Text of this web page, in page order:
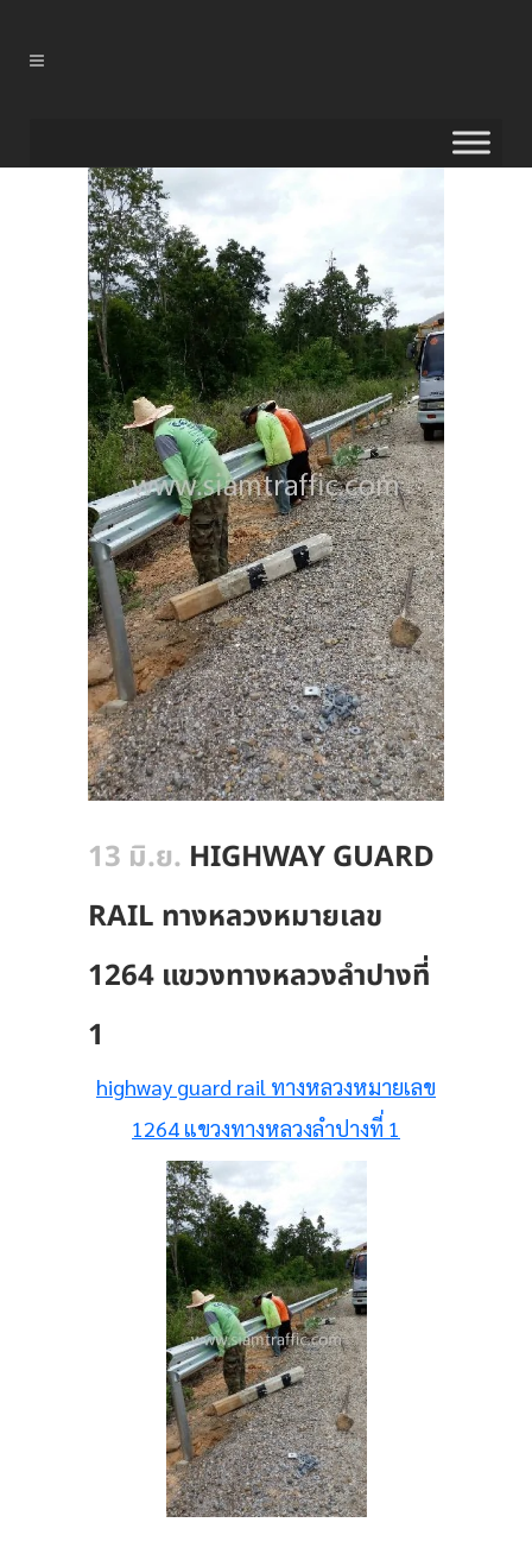
13 มิ.ย. HIGHWAY GUARD
RAIL ทางหลวงหมายเลข
1264 แขวงทางหลวงลำปางที่
1
highway guard rail ทางหลวงหมายเลข
1264 แขวงทางหลวงลำปางที่ 1